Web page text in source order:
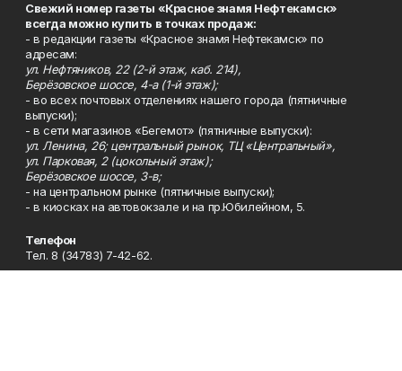
Свежий номер газеты «Красное знамя Нефтекамск»
всегда можно купить в точках продаж:
- в редакции газеты «Красное знамя Нефтекамск» по
адресам:
ул. Нефтяников, 22 (2-й этаж, каб. 214),
Берёзовское шоссе, 4-а (1-й этаж);
- во всех почтовых отделениях нашего города (пятничные
выпуски);
- в сети магазинов «Бегемот» (пятничные выпуски):
ул. Ленина, 26; центральный рынок, ТЦ «Центральный»,
ул. Парковая, 2 (цокольный этаж);
Берёзовское шоссе, 3-в;
- на центральном рынке (пятничные выпуски);
- в киосках на автовокзале и на пр.Юбилейном, 5.
Телефон
Тел. 8 (34783) 7-42-62.